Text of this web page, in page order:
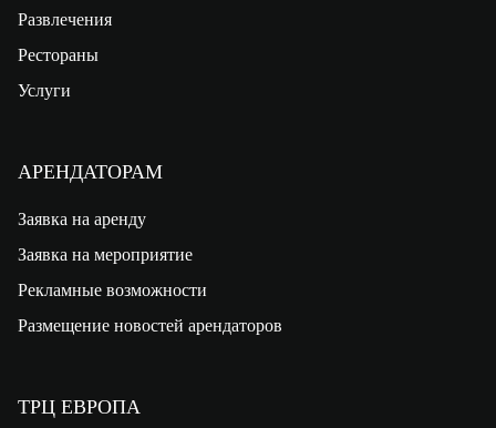
Развлечения
Рестораны
Услуги
АРЕНДАТОРАМ
Заявка на аренду
Заявка на мероприятие
Рекламные возможности
Размещение новостей арендаторов
ТРЦ ЕВРОПА